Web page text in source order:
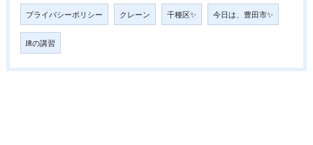
プライバシーポリシー クレーン 千種区✨ 今日は、豊田市✨
JRの講習